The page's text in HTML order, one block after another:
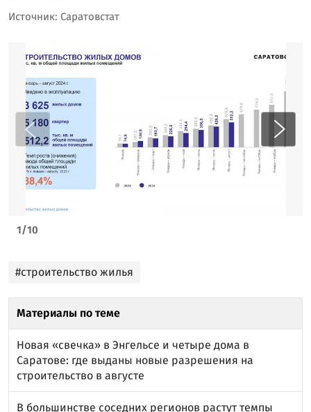
Источник: Саратовстат
1/10
#строительство жилья
Материалы по теме
Новая «свечка» в Энгельсе и четыре дома в
Саратове: где выданы новые разрешения на
строительство в августе
В большинстве соседних регионов растут темпы